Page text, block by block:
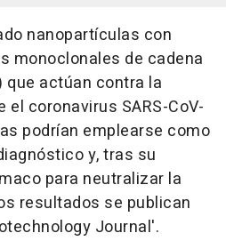
nanopartículas con
monoclonales de cadena
actúan contra la
el coronavirus SARS-CoV-
podrían emplearse como
y, tras su
para neutralizar la
resultados se publican
Journal'.